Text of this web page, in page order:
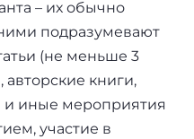
– их обычно
подразумевают
(не меньше 3
авторские книги,
иные мероприятия
участие в